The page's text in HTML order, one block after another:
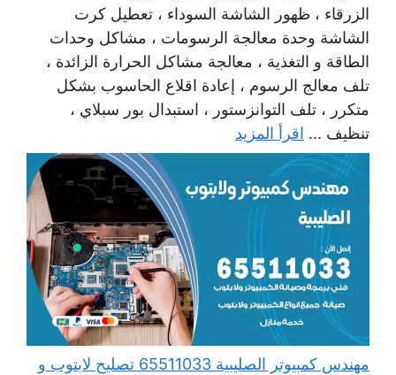
الزرقاء ، ظهور الشاشة السوداء ، تعطيل كرت
الشاشة وحدة معالجة الرسومات ، مشاكل وحدات
الطاقة و التغذية ، معالجة مشاكل الحرارة الزائدة ،
تلف معالج الرسوم ، إعادة اقلاع الحاسوب بشكل
متكرر ، تلف التوانزستور ، استبدال بور سبلاي ،
تنظيف ... اقرأ المزيد
مهندس كمبيوتر الصليبية 65511033 تصليح لابتوب و